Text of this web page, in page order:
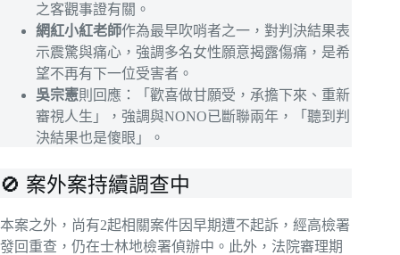
之客觀事證有關。
網紅小紅老師作為最早吹哨者之一，對判決結果表
示震驚與痛心，強調多名女性願意揭露傷痛，是希
望不再有下一位受害者。
吳宗憲則回應：「歡喜做甘願受，承擔下來、重新
審視人生」，強調與NONO已斷聯兩年，「聽到判
決結果也是傻眼」。
🚫 案外案持續調查中
本案之外，尚有2起相關案件因早期遭不起訴，經高檢署
發回重查，仍在士林地檢署偵辦中。此外，法院審理期